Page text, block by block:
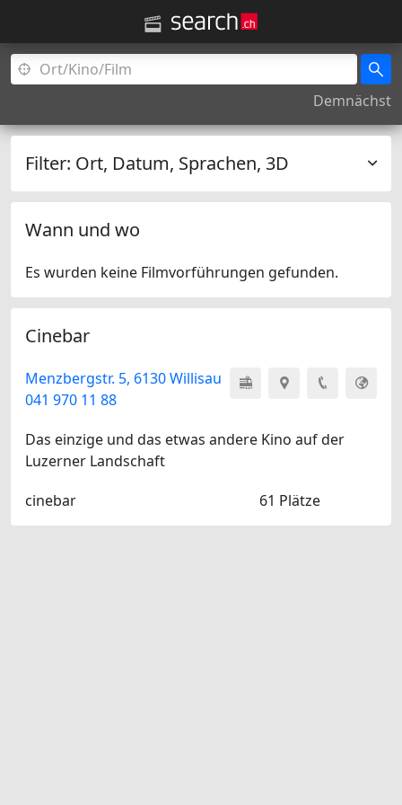
Demnächst
Filter: Ort, Datum, Sprachen, 3D
Wann und wo
Es wurden keine Filmvorführungen gefunden.
Cinebar
Menzbergstr. 5, 6130 Willisau
041 970 11 88
Das einzige und das etwas andere Kino auf der
Luzerner Landschaft
cinebar
61 Plätze